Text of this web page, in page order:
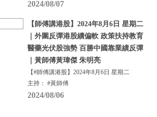
2024/08/07
【師傅講港股】2024年8月6日 星期二
｜外圍反彈港股續偏軟 政策扶持教育
醫藥光伏股強勢 百勝中國靠業績反彈
｜黃師傅黃瑋傑 朱明亮
【#師傅講港股】2024年8月6日 星期二
主持： #黃師傅
2024/08/06